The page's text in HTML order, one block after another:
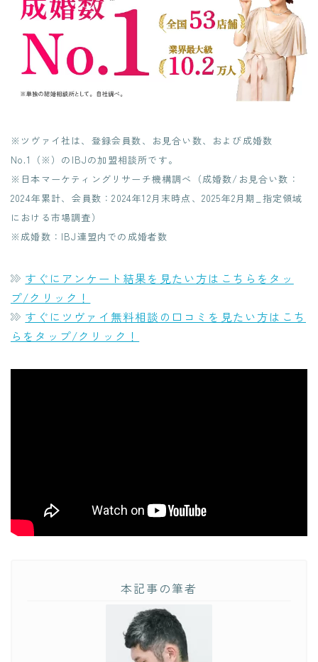
※ツヴァイ社は、登録会員数、お見合い数、および成婚数
No.1（※）のIBJの加盟相談所です。
※日本マーケティングリサーチ機構調べ（成婚数/お見合い数：
2024年累計、会員数：2024年12月末時点、2025年2月期_指定領域
における市場調査）
※成婚数：IBJ連盟内での成婚者数
すぐにアンケート結果を見たい方はこちらをタッ
プ/クリック！
すぐにツヴァイ無料相談の口コミを見たい方はこち
らをタップ/クリック！
本記事の筆者